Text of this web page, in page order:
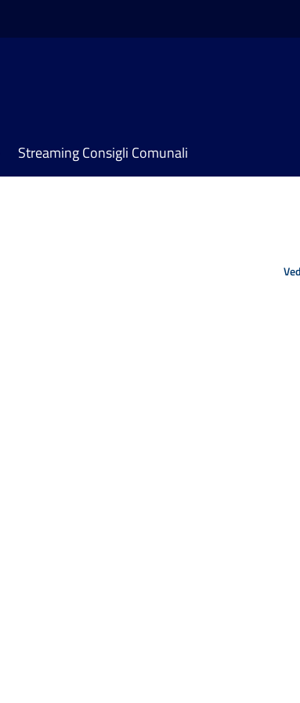
Streaming Consigli Comunali